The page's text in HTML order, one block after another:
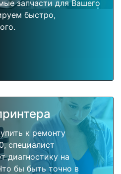
запчасти для Вашего
быстро,
к ремонту
специалист
диагностику на
бы быть точно в